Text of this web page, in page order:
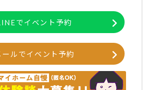
でイベント予約
ールでイベント予約